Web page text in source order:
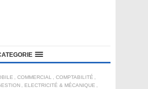
, COMMERCIAL , COMPTABILITÉ ,
, ELECTRICITÉ & MÉCANIQUE ,